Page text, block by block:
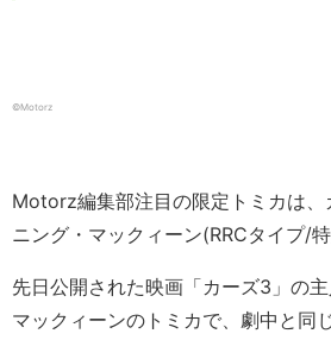
©️Motorz
Motorz編集部注目の限定トミカは、
ニング・マックィーン(RRCタイプ/
先日公開された映画「カーズ3」の
マックィーンのトミカで、劇中と同